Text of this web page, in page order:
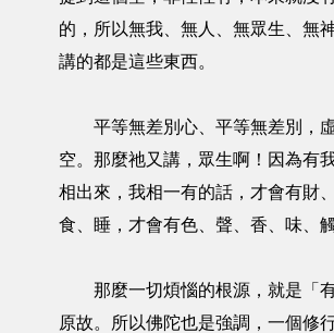
的，所以無我、無人、無眾生、無
講的都是這些東西。
平等無差別心、平等無差別，
空。那麼祂又講，眾生啊！因為有
相出來，我相一有的話，才會有財、
食、睡，才會有色、聲、香、味、觸
那麼一切煩惱的根源，就是「
原故。所以佛陀也是強調，一個修